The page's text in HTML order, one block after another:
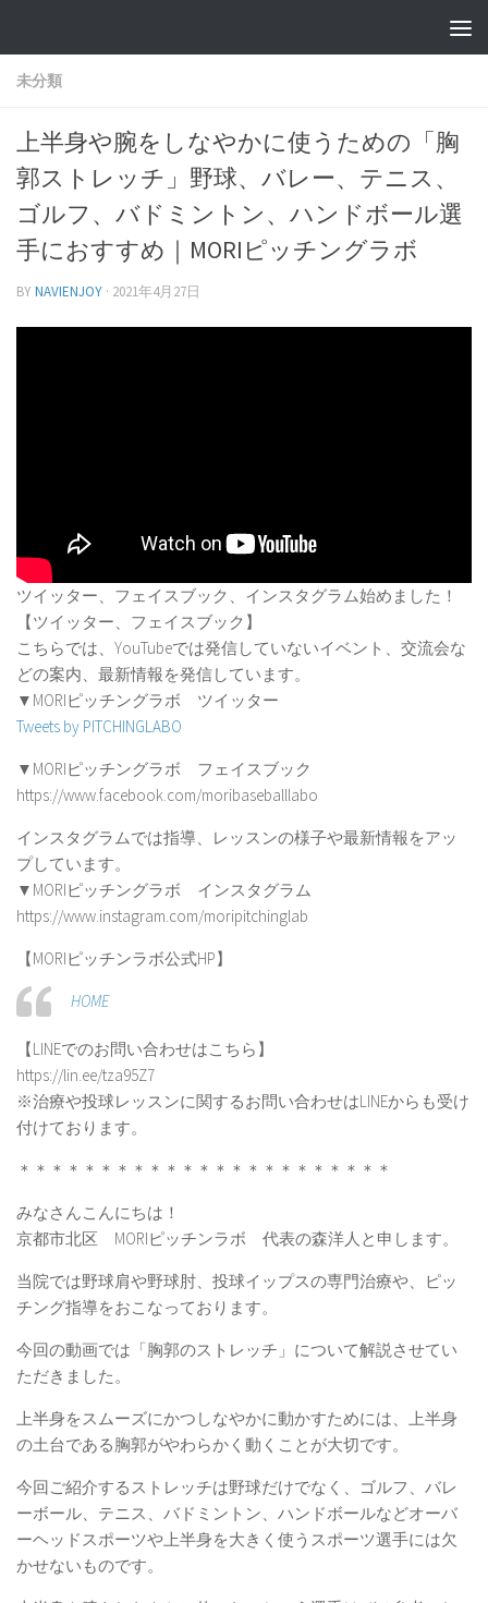
未分類
上半身や腕をしなやかに使うための「胸
郭ストレッチ」野球、バレー、テニス、
ゴルフ、バドミントン、ハンドボール選
手におすすめ｜MORIピッチングラボ
BYNAVIENJOY · 2021年4月27日
ツイッター、フェイスブック、インスタグラム始めました！
【ツイッター、フェイスブック】
こちらでは、YouTubeでは発信していないイベント、交流会な
どの案内、最新情報を発信しています。
▼MORIピッチングラボ ツイッター
Tweets by PITCHINGLABO
▼MORIピッチングラボ フェイスブック
https://www.facebook.com/moribaseballlabo
インスタグラムでは指導、レッスンの様子や最新情報をアッ
プしています。
▼MORIピッチングラボ インスタグラム
https://www.instagram.com/moripitchinglab
【MORIピッチンラボ公式HP】
HOME
【LINEでのお問い合わせはこちら】
https://lin.ee/tza95Z7
※治療や投球レッスンに関するお問い合わせはLINEからも受け
付けております。
＊＊＊＊＊＊＊＊＊＊＊＊＊＊＊＊＊＊＊＊＊＊＊
みなさんこんにちは！
京都市北区 MORIピッチンラボ 代表の森洋人と申します。
当院では野球肩や野球肘、投球イップスの専門治療や、ピッ
チング指導をおこなっております。
今回の動画では「胸郭のストレッチ」について解説させてい
ただきました。
上半身をスムーズにかつしなやかに動かすためには、上半身
の土台である胸郭がやわらかく動くことが大切です。
今回ご紹介するストレッチは野球だけでなく、ゴルフ、バレ
ーボール、テニス、バドミントン、ハンドボールなどオーバ
ーヘッドスポーツや上半身を大きく使うスポーツ選手には欠
かせないものです。